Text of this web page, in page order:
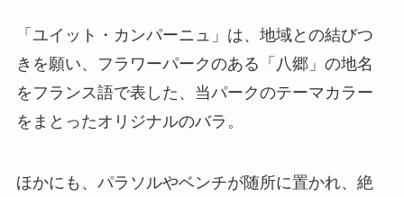
「ユイット・カンパーニュ」は、地域との結びつ
きを願い、フラワーパークのある「八郷」の地名
をフランス語で表した、当パークのテーマカラー
をまとったオリジナルのバラ。
ほかにも、パラソルやベンチが随所に置かれ、絶